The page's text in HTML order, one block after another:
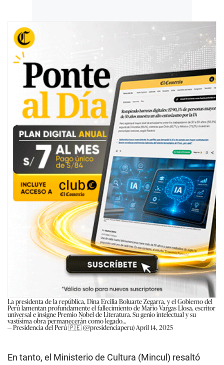
La presidenta de la república, Dina Ercilia Boluarte Zegarra, y el Gobierno del
Perú lamentan profundamente el fallecimiento de Mario Vargas Llosa, escritor
universal e insigne Premio Nobel de Literatura. Su genio intelectual y su
vastísima obra permanecerán como legado…
— Presidencia del Perú 🇵🇪 (@presidenciaperu)April 14, 2025
En tanto, el Ministerio de Cultura (Mincul) resaltó